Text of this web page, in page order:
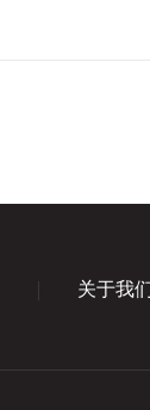
关于我